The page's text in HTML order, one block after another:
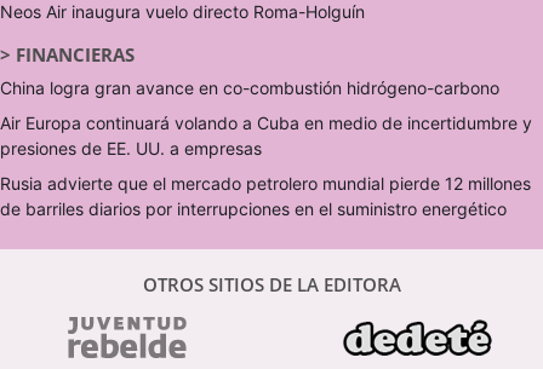
Neos Air inaugura vuelo directo Roma-Holguín
> FINANCIERAS
China logra gran avance en co-combustión hidrógeno-carbono
Air Europa continuará volando a Cuba en medio de incertidumbre y
presiones de EE. UU. a empresas
Rusia advierte que el mercado petrolero mundial pierde 12 millones
de barriles diarios por interrupciones en el suministro energético
OTROS SITIOS DE LA EDITORA